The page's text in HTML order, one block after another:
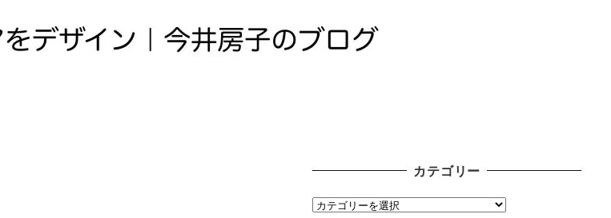
カテゴリー
カ